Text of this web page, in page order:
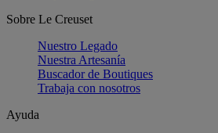
Sobre Le Creuset
Nuestro Legado
Nuestra Artesanía
Buscador de Boutiques
Trabaja con nosotros
Ayuda